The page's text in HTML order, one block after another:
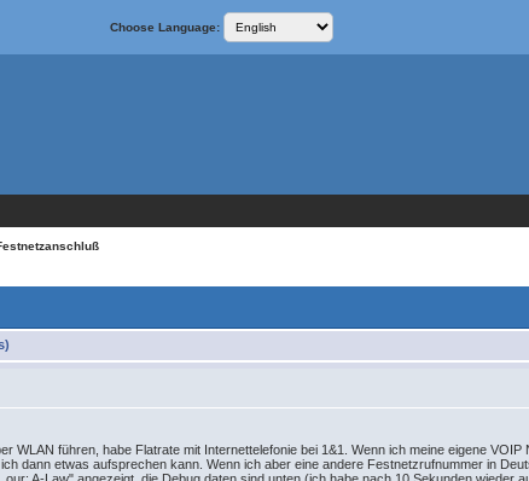
Choose Language:
WLAN führen, habe Flatrate mit Internettelefonie bei 1&1. Wenn ich meine eigene
dann etwas aufsprechen kann. Wenn ich aber eine andere Festnetzrufnummer in